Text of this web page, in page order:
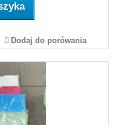
Dodaj do porówania